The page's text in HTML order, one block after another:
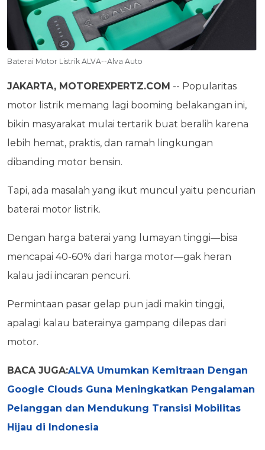
Baterai Motor Listrik ALVA--Alva Auto
JAKARTA, MOTOREXPERTZ.COM -- Popularitas
motor listrik memang lagi booming belakangan ini,
bikin masyarakat mulai tertarik buat beralih karena
lebih hemat, praktis, dan ramah lingkungan
dibanding motor bensin.
Tapi, ada masalah yang ikut muncul yaitu pencurian
baterai motor listrik.
Dengan harga baterai yang lumayan tinggi—bisa
mencapai 40-60% dari harga motor—gak heran
kalau jadi incaran pencuri.
Permintaan pasar gelap pun jadi makin tinggi,
apalagi kalau baterainya gampang dilepas dari
motor.
BACA JUGA:ALVA Umumkan Kemitraan Dengan
Google Clouds Guna Meningkatkan Pengalaman
Pelanggan dan Mendukung Transisi Mobilitas
Hijau di Indonesia